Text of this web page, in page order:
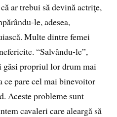
ar trebui să devină actriţe,
le, adesea,
Multe dintre femei
“Salvându-le”,
găsi propriul lor drum mai
ce pare cel mai binevoitor
Aceste probleme sunt
cavaleri care aleargă să